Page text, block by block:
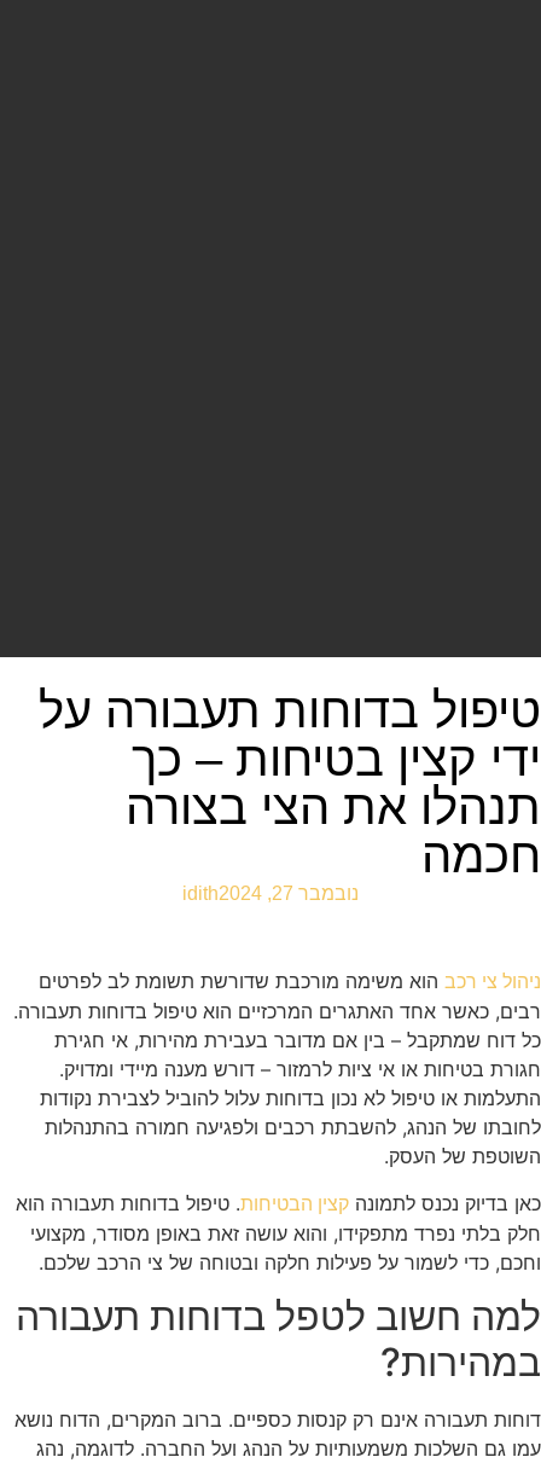
טיפול בדוחות תעבורה על
ידי קצין בטיחות – כך
תנהלו את הצי בצורה
חכמה
נובמבר 27, 2024 idith
ניהול צי רכב הוא משימה מורכבת שדורשת תשומת לב לפרטים
רבים, כאשר אחד האתגרים המרכזיים הוא טיפול בדוחות תעבורה.
כל דוח שמתקבל – בין אם מדובר בעבירת מהירות, אי חגירת
חגורת בטיחות או אי ציות לרמזור – דורש מענה מיידי ומדויק.
התעלמות או טיפול לא נכון בדוחות עלול להוביל לצבירת נקודות
לחובתו של הנהג, להשבתת רכבים ולפגיעה חמורה בהתנהלות
השוטפת של העסק.
כאן בדיוק נכנס לתמונה קצין הבטיחות. טיפול בדוחות תעבורה הוא
חלק בלתי נפרד מתפקידו, והוא עושה זאת באופן מסודר, מקצועי
וחכם, כדי לשמור על פעילות חלקה ובטוחה של צי הרכב שלכם.
למה חשוב לטפל בדוחות תעבורה
במהירות?
דוחות תעבורה אינם רק קנסות כספיים. ברוב המקרים, הדוח נושא
עמו גם השלכות משמעותיות על הנהג ועל החברה. לדוגמה, נהג